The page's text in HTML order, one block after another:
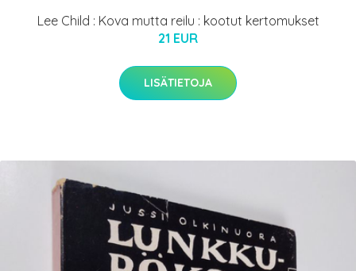
Lee Child : Kova mutta reilu : kootut kertomukset
21 EUR
LISÄTIETOJA